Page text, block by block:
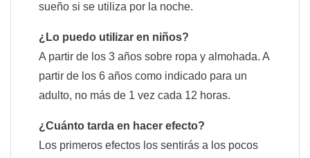
sueño si se utiliza por la noche.
¿Lo puedo utilizar en niños?
A partir de los 3 años sobre ropa y almohada. A
partir de los 6 años como indicado para un
adulto, no más de 1 vez cada 12 horas.
¿Cuánto tarda en hacer efecto?
Los primeros efectos los sentirás a los pocos